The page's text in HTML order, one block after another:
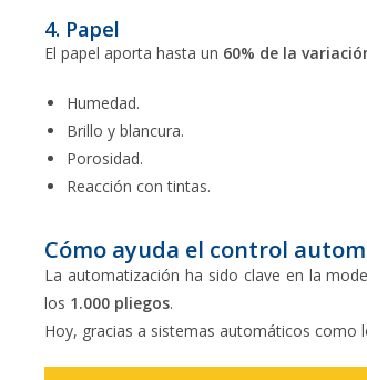
4. Papel
El papel aporta hasta un 60% de la
Humedad.
Brillo y blancura.
Porosidad.
Reacción con tintas.
Cómo ayuda el control
La automatización ha sido clave en la
los 1.000 pliegos.
Hoy, gracias a sistemas automáticos